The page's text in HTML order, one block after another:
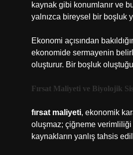
kaynak gibi konumlanır ve
yalnızca bireysel bir boşluk
Ekonomi açısından
ekonomide sermayenin
oluşturur. Bir boşluk
Fırsat Maliyeti ve Biyolojik
fırsat maliyeti, ekonomik
oluşmaz; çiğneme
kaynakların yanlış tahsis